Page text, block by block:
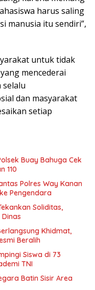
harus saling
manusia itu sendiri”,
untuk tidak
mencederai
selalu
dan masyarakat
setiap
Buay Bahuga Cek
110
Polres Way Kanan
Pengendara
Soliditas,
Khidmat,
Beralih
Siswa di 73
TNI
Batin Sisir Area